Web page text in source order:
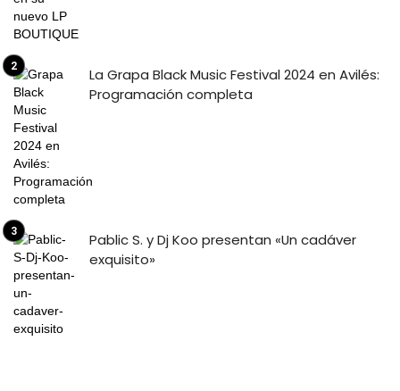
La Grapa Black Music Festival 2024 en Avilés:
Programación completa
Pablic S. y Dj Koo presentan «Un cadáver
exquisito»